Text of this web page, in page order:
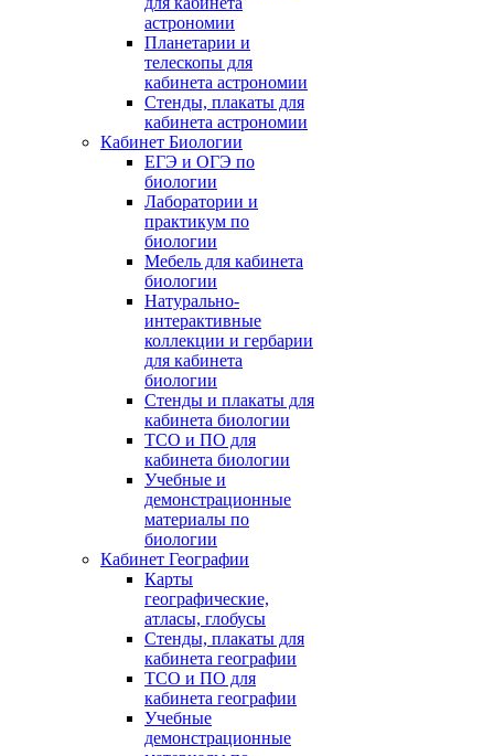
астрономии
Планетарии и
телескопы для
кабинета астрономии
Стенды, плакаты для
кабинета астрономии
Кабинет Биологии
ЕГЭ и ОГЭ по
биологии
Лаборатории и
практикум по
биологии
Мебель для кабинета
биологии
Натурально-
интерактивные
коллекции и гербарии
для кабинета
биологии
Стенды и плакаты для
кабинета биологии
ТСО и ПО для
кабинета биологии
Учебные и
демонстрационные
материалы по
биологии
Кабинет Географии
Карты
географические,
атласы, глобусы
Стенды, плакаты для
кабинета географии
ТСО и ПО для
кабинета географии
Учебные
демонстрационные